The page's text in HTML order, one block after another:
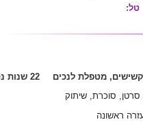
טל:
מטפלת לנכים
22 שנות נסיון
סוכרת, שיתוק
ראשונה